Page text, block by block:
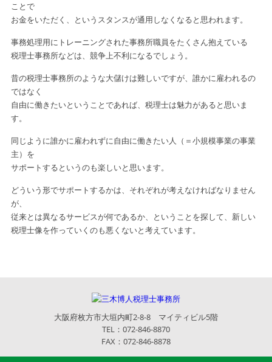
ことで
お金をいただく、というスタンスが通用しなくなると思われます。
事務処理用にトレーニングされた事務所職員をたくさん抱えている
税理士事務所などは、競争上不利になるでしょう。
昔の税理士事務所のような大儲けは難しいですが、誰かに雇われるの
ではなく
自由に働きたいということであれば、税理士は魅力があると思いま
す。
同じように誰かに雇われずに自由に働きたい人（＝小規模事業の事業
主）を
サポートするというのも楽しいと思います。
どういう形でサポートするかは、それぞれが考えなければなりません
が、
従来とは異なるサービスが何であるか、ということを探して、新しい
税理士像を作っていくのも悪くないと考えています。
大阪府枚方市大垣内町2-8-8 マイティビル5階
TEL：072-846-8870
FAX：072-846-8878